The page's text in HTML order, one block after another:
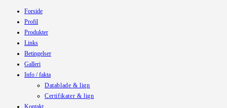
Forside
Profil
Produkter
Links
Betingelser
Galleri
Info / fakta
Datablade & lign
Certifikater & lign
Kontakt